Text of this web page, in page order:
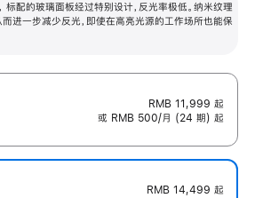
标配的玻璃面板经过特别设计，反光率极低。纳米纹理
进一步减少反光，即使在高亮光源的工作场所也能保
RMB 11,999 起
或 RMB 500/月 (24 期) 起
RMB 14,499 起